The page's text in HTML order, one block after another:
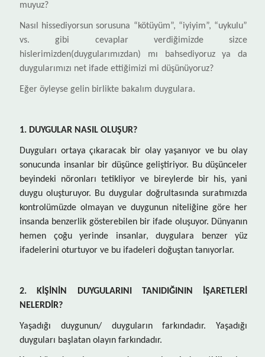
muyuz?
Nasıl hissediyorsun sorusuna “kötüyüm”, “iyiyim”, “uykulu”
vs. gibi cevaplar verdiğimizde sizce
hislerimizden(duygularımızdan) mı bahsediyoruz ya da
duygularımızı net ifade ettiğimizi mi düşünüyoruz?
Eğer öyleyse gelin birlikte bakalım duygulara.
1. DUYGULAR NASIL OLUŞUR?
Duyguları ortaya çıkaracak bir olay yaşanıyor ve bu olay
sonucunda insanlar bir düşünce geliştiriyor. Bu düşünceler
beyindeki nöronları tetikliyor ve bireylerde bir his, yani
duygu oluşturuyor. Bu duygular doğrultasında suratımızda
kontrolümüzde olmayan ve duygunun niteliğine göre her
insanda benzerlik gösterebilen bir ifade oluşuyor. Dünyanın
hemen çoğu yerinde insanlar, duygulara benzer yüz
ifadelerini oturtuyor ve bu ifadeleri doğuştan tanıyorlar.
2. KİŞİNİN DUYGULARINI TANIDIĞININ İŞARETLERİ
NELERDİR?
Yaşadığı duygunun/ duyguların farkındadır. Yaşadığı
duyguları başlatan olayın farkındadır.